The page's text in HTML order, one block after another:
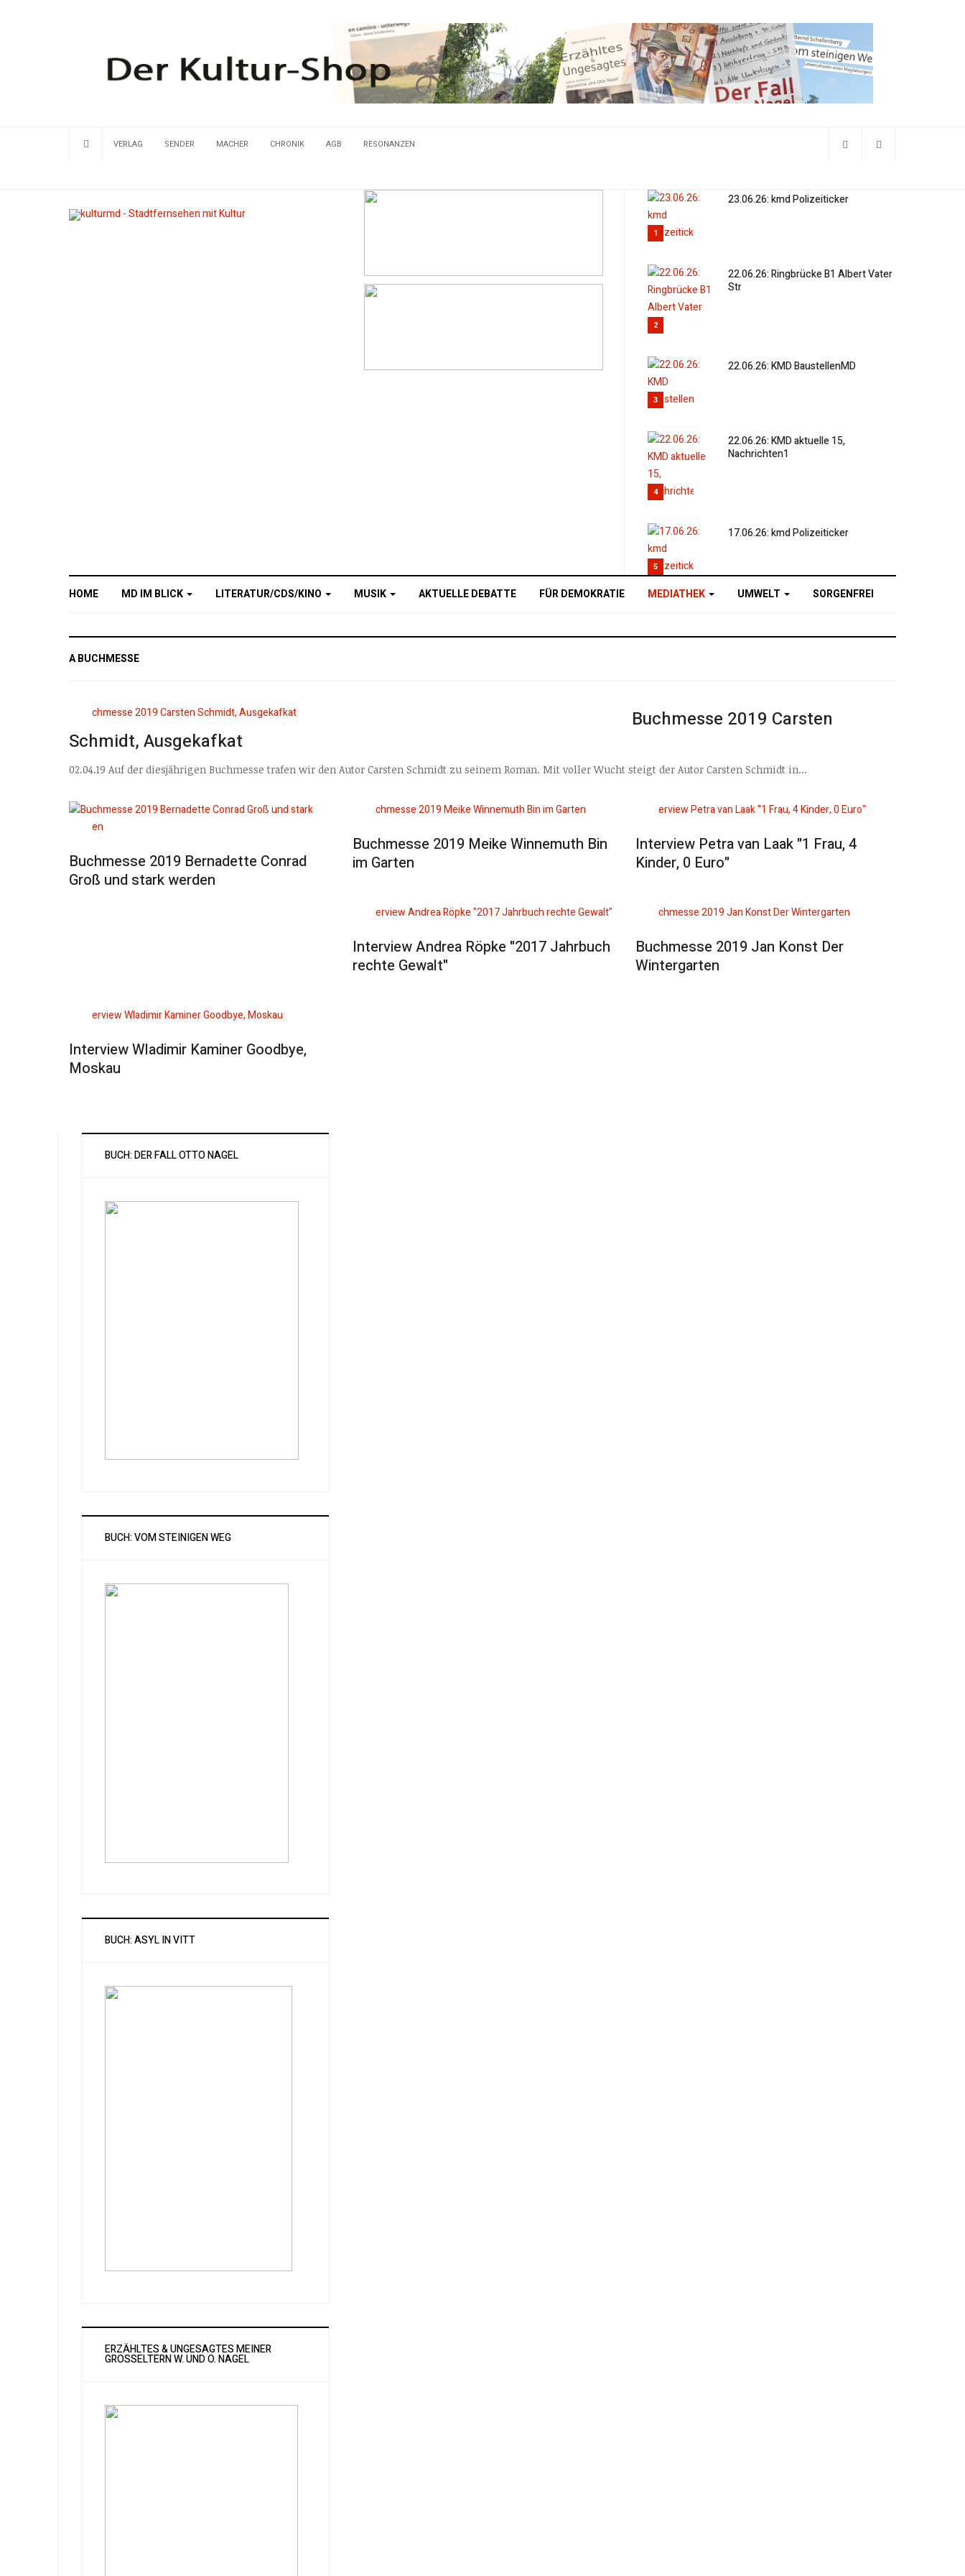
VERLAG SENDER MACHER CHRONIK AGB RESONANZEN
1
23.06.26: kmd Polizeiticker
2
22.06.26: Ringbrücke B1 Albert Vater
Str
3
22.06.26: KMD BaustellenMD
4
22.06.26: KMD aktuelle 15,
Nachrichten1
5
17.06.26: kmd Polizeiticker
HOME MD IM BLICK LITERATUR/CDS/KINO MUSIK AKTUELLE DEBATTE FÜR DEMOKRATIE MEDIATHEK UMWELT SORGENFREI
A BUCHMESSE
Buchmesse 2019 Carsten
Schmidt, Ausgekafkat
02.04.19 Auf der diesjährigen Buchmesse trafen wir den Autor Carsten Schmidt zu seinem Roman. Mit voller Wucht steigt der Autor Carsten Schmidt in...
Buchmesse 2019 Bernadette Conrad
Groß und stark werden
Buchmesse 2019 Meike Winnemuth Bin
im Garten
Interview Petra van Laak "1 Frau, 4
Kinder, 0 Euro"
Interview Andrea Röpke "2017 Jahrbuch
rechte Gewalt"
Buchmesse 2019 Jan Konst Der
Wintergarten
Interview Wladimir Kaminer Goodbye,
Moskau
BUCH: DER FALL OTTO NAGEL
BUCH: VOM STEINIGEN WEG
BUCH: ASYL IN VITT
ERZÄHLTES & UNGESAGTES MEINER
GROSSELTERN W. UND O. NAGEL